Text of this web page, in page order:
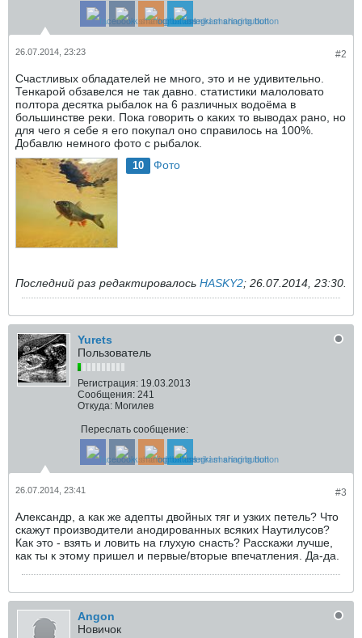
#2
26.07.2014, 23:23
Счастливых обладателей не много, это и не удивительно.
Тенкарой обзавелся не так давно. статистики малоловато
полтора десятка рыбалок на 6 различных водоёма в
большинстве реки. Пока говорить о каких то выводах рано, но
для чего я себе я его покупал оно справилось на 100%.
Добавлю немного фото с рыбалок.
10 Фото
Последний раз редактировалось HASKY2; 26.07.2014, 23:30
Yurets
Пользователь
Регистрация: 19.03.2013
Сообщения: 241
Откуда: Могилев
Переслать сообщение:
#3
26.07.2014, 23:41
Александр, а как же адепты двойных тяг и узких петель? Что
скажут производители анодированных всяких Наутилусов?
Как это - взять и ловить на глухую снасть? Расскажи лучше,
как ты к этому пришел и первые/вторые впечатления. Да-да.
Angon
Новичок